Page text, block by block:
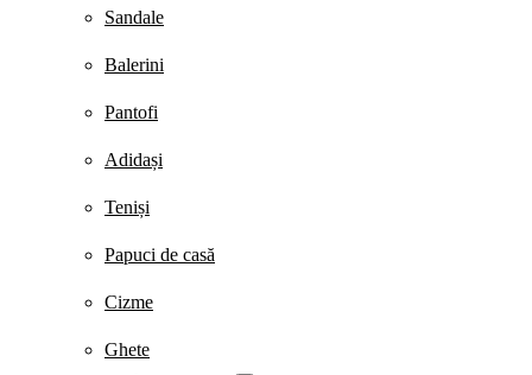
Sandale
Balerini
Pantofi
Adidași
Teniși
Papuci de casă
Cizme
Ghete